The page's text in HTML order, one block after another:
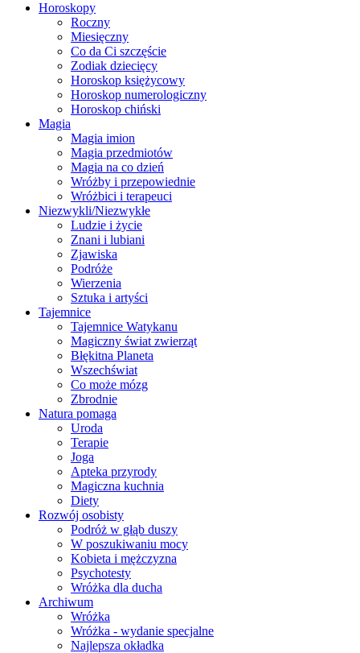
Horoskopy
Roczny
Miesięczny
Co da Ci szczęście
Zodiak dziecięcy
Horoskop księżycowy
Horoskop numerologiczny
Horoskop chiński
Magia
Magia imion
Magia przedmiotów
Magia na co dzień
Wróżby i przepowiednie
Wróżbici i terapeuci
Niezwykli/Niezwykłe
Ludzie i życie
Znani i lubiani
Zjawiska
Podróże
Wierzenia
Sztuka i artyści
Tajemnice
Tajemnice Watykanu
Magiczny świat zwierząt
Błękitna Planeta
Wszechświat
Co może mózg
Zbrodnie
Natura pomaga
Uroda
Terapie
Joga
Apteka przyrody
Magiczna kuchnia
Diety
Rozwój osobisty
Podróż w głąb duszy
W poszukiwaniu mocy
Kobieta i mężczyzna
Psychotesty
Wróżka dla ducha
Archiwum
Wróżka
Wróżka - wydanie specjalne
Najlepsza okładka